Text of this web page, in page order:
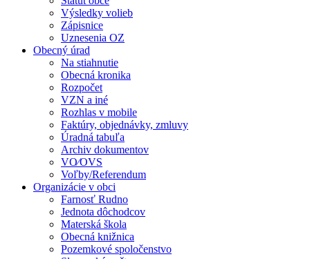
Výsledky volieb
Zápisnice
Uznesenia OZ
Obecný úrad
Na stiahnutie
Obecná kronika
Rozpočet
VZN a iné
Rozhlas v mobile
Faktúry, objednávky, zmluvy
Úradná tabuľa
Archiv dokumentov
VO⁄OVS
Voľby/Referendum
Organizácie v obci
Farnosť Rudno
Jednota dôchodcov
Materská škola
Obecná knižnica
Pozemkové spoločenstvo